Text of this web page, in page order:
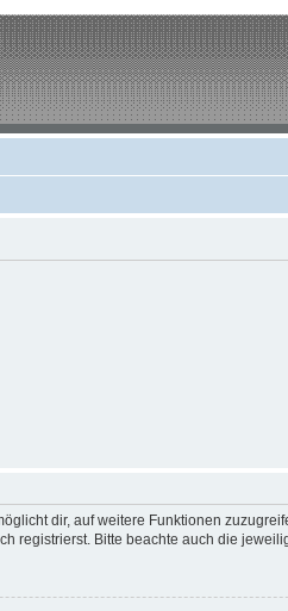
dir, auf weitere Funktionen
Bitte beachte auch die